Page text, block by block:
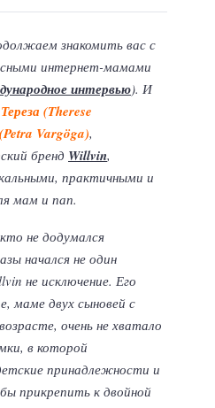
знакомить вас с
интернет-мамами
интервью). И
Тереза (Therese
Vargöga),
бренд Willvin,
практичными и
мам и пап.
не додумался
начался не один
не исключение. Его
маме двух сыновей с
очень не хватало
в которой
принадлежности и
прикрепить к двойной